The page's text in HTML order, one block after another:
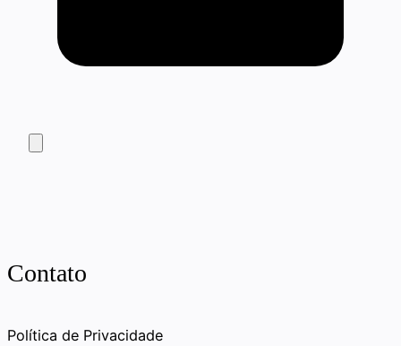
Contato
Política de Privacidade